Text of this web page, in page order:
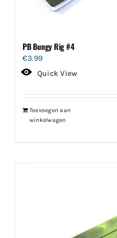
PB Bungy Rig #4
€3.99
Quick View
Toevoegen aan
winkelwagen